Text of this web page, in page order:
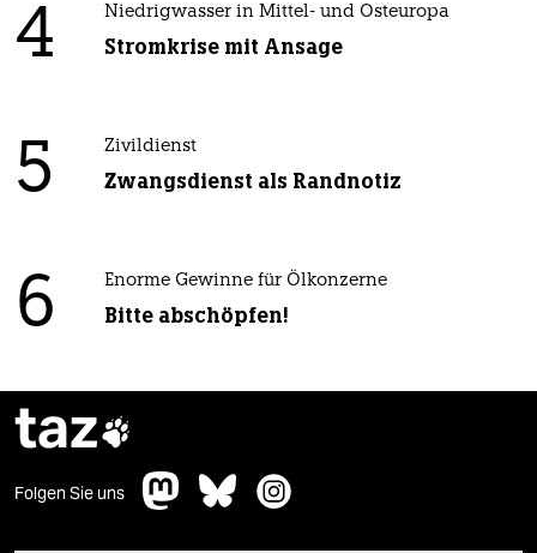
4 Niedrigwasser in Mittel- und Osteuropa
Stromkrise mit Ansage
5 Zivildienst
Zwangsdienst als Randnotiz
6 Enorme Gewinne für Ölkonzerne
Bitte abschöpfen!
taz
Folgen Sie uns